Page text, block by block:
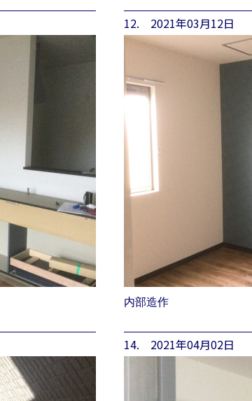
12. 2021年03月12日
内部造作
14. 2021年04月02日